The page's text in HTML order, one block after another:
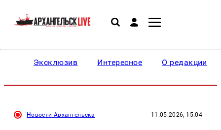
Эксклюзив Интересное О редакции
Новости Архангельска 11.05.2026, 15:04